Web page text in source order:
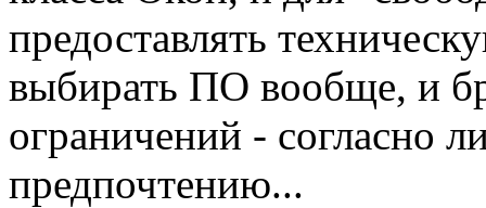
предоставлять
выбирать ПО вообще, и
ограничений - согласно
предпочтению...